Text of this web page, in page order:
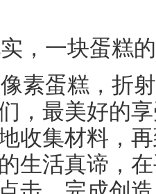
，一块蛋糕
素蛋糕，折
，最美好的
收集材料，
生活真谛，